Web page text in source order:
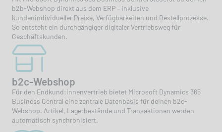
b2b-Webshop direkt aus dem ERP – inklusive
kundenindividueller Preise, Verfügbarkeiten und Bestellprozesse.
So entsteht ein durchgängiger digitaler Vertriebsweg für
Geschäftskunden.
b2c-Webshop
Für den Endkund:innenvertrieb bietet Microsoft Dynamics 365
Business Central eine zentrale Datenbasis für deinen b2c-
Webshop. Artikel, Lagerbestände und Transaktionen werden
automatisch synchronisiert.